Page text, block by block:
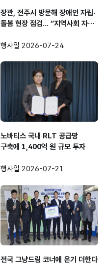
장관, 전주시 방문해 장애인 자립·
돌봄 현장 점검... “지역사회 자립
행사일 2026-07-24
노바티스 국내 RLT 공급망
구축에 1,400억 원 규모 투자
행사일 2026-07-21
전국 그냥드림 코너에 온기 더한다